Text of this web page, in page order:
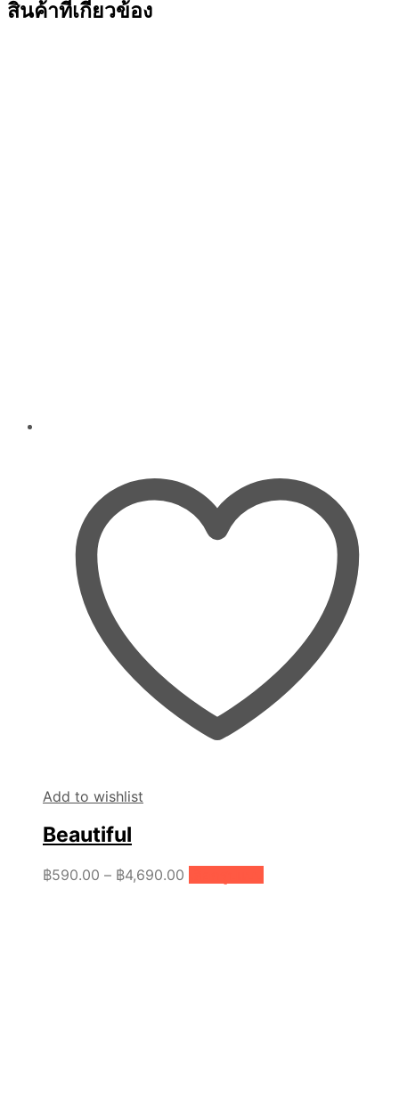
สินค้าที่เกี่ยวข้อง
Add to wishlist
Beautiful
฿590.00 – ฿4,690.00
range: